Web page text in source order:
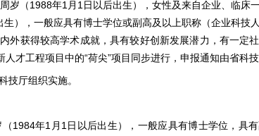
岁（1988年1月1日以后出生），女性及来自企业、临床
），一般应具有博士学位或副高及以上职称（企业科技
外获得较高学术成就，具有较好创新发展潜力，有一定
人才工程项目中的“荷尖”项目同步进行，申报通知由省科技
技厅组织实施。
1984年1月1日以后出生），一般应具有博士学位，具